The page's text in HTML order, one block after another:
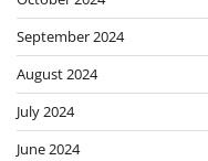
September 2024
August 2024
July 2024
June 2024